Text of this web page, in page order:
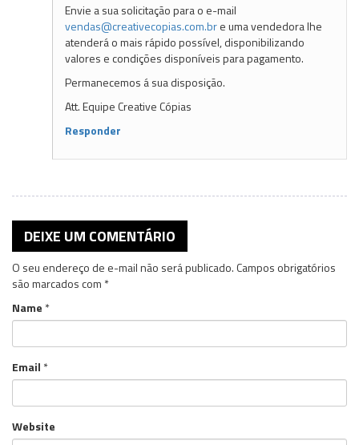
Envie a sua solicitação para o e-mail
vendas@creativecopias.com.bre uma vendedora lhe
atenderá o mais rápido possível, disponibilizando
valores e condições disponíveis para pagamento.
Permanecemos á sua disposição.
Att. Equipe Creative Cópias
Responder
DEIXE UM COMENTÁRIO
O seu endereço de e-mail não será publicado. Campos obrigatórios
são marcados com *
Name *
Email *
Website